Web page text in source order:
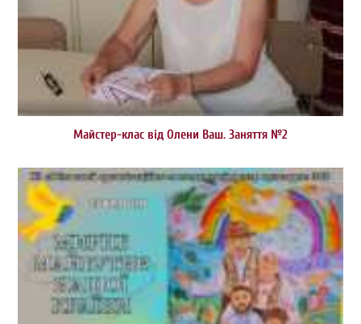
Майстер-клас від Олени Ваш. Заняття №2